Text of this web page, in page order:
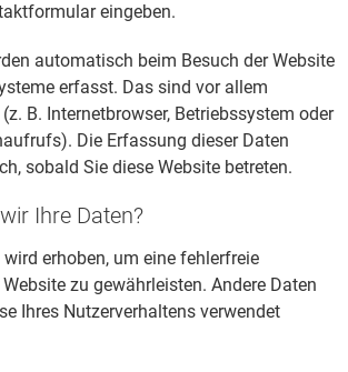
eingeben.
automatisch beim Besuch der Website
erfasst. Das sind vor allem
B. Internetbrowser, Betriebssystem oder
Die Erfassung dieser Daten
sobald Sie diese Website betreten.
Ihre Daten?
wird erhoben, um eine fehlerfreie
zu gewährleisten. Andere Daten
Ihres Nutzerverhaltens verwendet